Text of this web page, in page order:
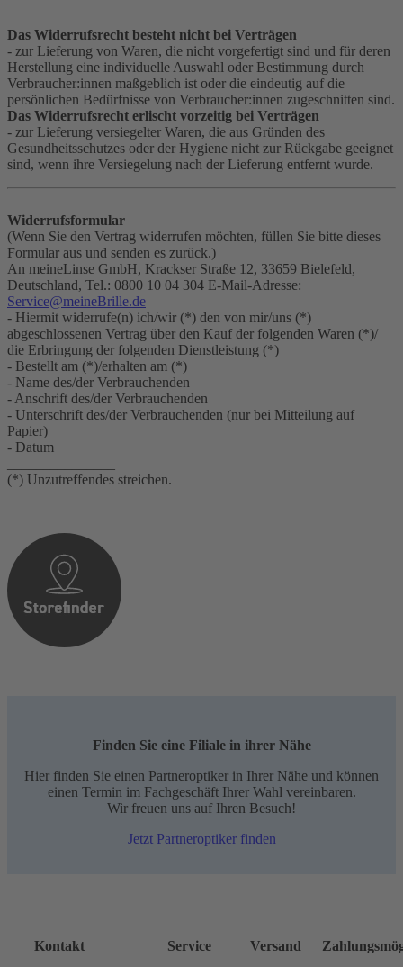
Das Widerrufsrecht besteht nicht bei Verträgen
- zur Lieferung von Waren, die nicht vorgefertigt sind und für deren
Herstellung eine individuelle Auswahl oder Bestimmung durch
Verbraucher:innen maßgeblich ist oder die eindeutig auf die
persönlichen Bedürfnisse von Verbraucher:innen zugeschnitten sind.
Das Widerrufsrecht erlischt vorzeitig bei Verträgen
- zur Lieferung versiegelter Waren, die aus Gründen des
Gesundheitsschutzes oder der Hygiene nicht zur Rückgabe geeignet
sind, wenn ihre Versiegelung nach der Lieferung entfernt wurde.
Widerrufsformular
(Wenn Sie den Vertrag widerrufen möchten, füllen Sie bitte dieses
Formular aus und senden es zurück.)
An meineLinse GmbH, Krackser Straße 12, 33659 Bielefeld,
Deutschland, Tel.: 0800 10 04 304 E-Mail-Adresse:
Service@meineBrille.de
- Hiermit widerrufe(n) ich/wir (*) den von mir/uns (*)
abgeschlossenen Vertrag über den Kauf der folgenden Waren (*)/
die Erbringung der folgenden Dienstleistung (*)
- Bestellt am (*)/erhalten am (*)
- Name des/der Verbrauchenden
- Anschrift des/der Verbrauchenden
- Unterschrift des/der Verbrauchenden (nur bei Mitteilung auf
Papier)
- Datum
(*) Unzutreffendes streichen.
Finden Sie eine Filiale in ihrer Nähe
Hier finden Sie einen Partneroptiker in Ihrer Nähe und können
einen Termin im Fachgeschäft Ihrer Wahl vereinbaren.
Wir freuen uns auf Ihren Besuch!
Jetzt Partneroptiker finden
Kontakt
Service Versand